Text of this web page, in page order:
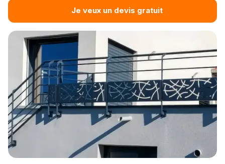
Je veux un devis gratuit